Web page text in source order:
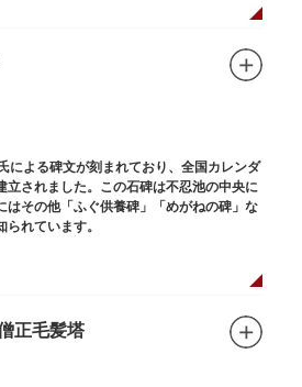
による碑文が刻まれており、全国カレンダ
立されました。この石碑は不忍池の中央に
はその他「ふぐ供養碑」「めがねの碑」な
れています。
正毛髪塔